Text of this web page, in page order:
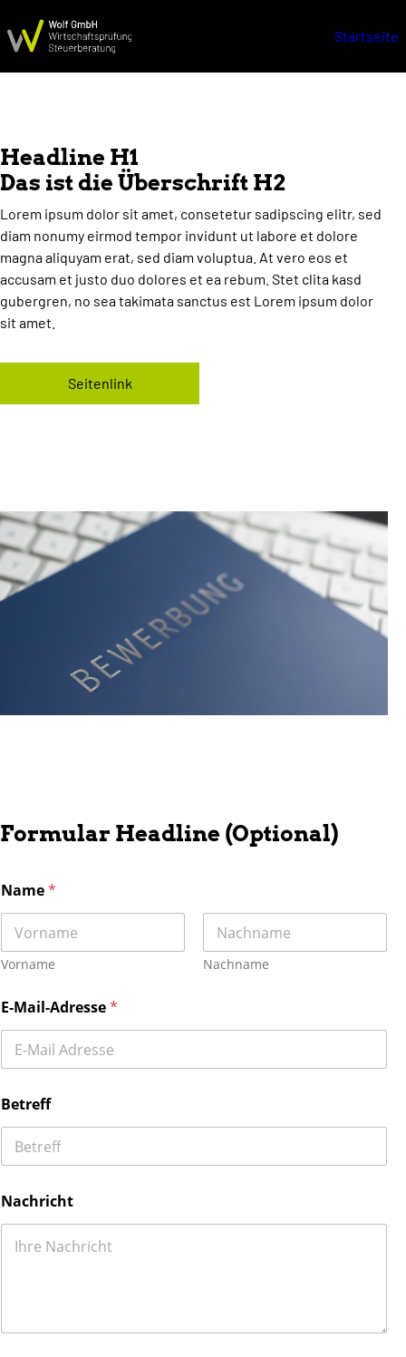
Startseite
Headline H1
Das ist die Überschrift H2
Lorem ipsum dolor sit amet, consetetur sadipscing elitr, sed
diam nonumy eirmod tempor invidunt ut labore et dolore
magna aliquyam erat, sed diam voluptua. At vero eos et
accusam et justo duo dolores et ea rebum. Stet clita kasd
gubergren, no sea takimata sanctus est Lorem ipsum dolor
sit amet.
Seitenlink
Formular Headline (Optional)
Name*
Vorname Nachname
E-Mail-Adresse*
Betreff
Nachricht